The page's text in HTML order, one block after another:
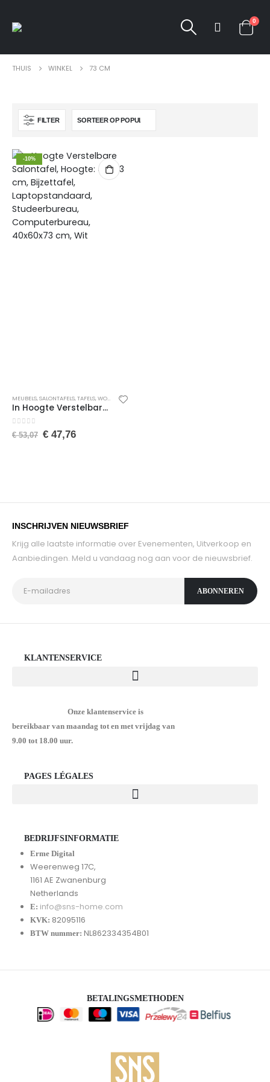
0
THUIS WINKEL 73 CM
FILTER
-10%
MEUBELS,SALONTAFELS,TAFELS,WONEN
In Hoogte Verstelbare Salontafel, Hoogte: 47-73 cm, Bijzettafel, Laptopstandaard, Studeerbureau, Computerbureau, 40x60x73 cm, Wit
0 van de 5
€53,07 €47,76
INSCHRIJVEN NIEUWSBRIEF
Krijg alle laatste informatie over Evenementen, Uitverkoop en
Aanbiedingen. Meld u vandaag nog aan voor de nieuwsbrief.
KLANTENSERVICE
Onze klantenservice is
bereikbaar van maandag tot en met vrijdag van
9.00 tot 18.00 uur.
PAGES LÉGALES
BEDRIJFSINFORMATIE
Erme Digital
Weerenweg 17C,
1161 AE Zwanenburg
Netherlands
E: info@sns-home.com
KVK: 82095116
BTW nummer: NL862334354B01
BETALINGSMETHODEN